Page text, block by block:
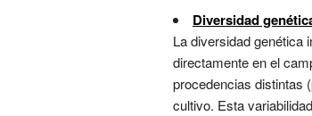
Diversidad
La diversidad genética
directamente en el
procedencias distintas
cultivo. Esta